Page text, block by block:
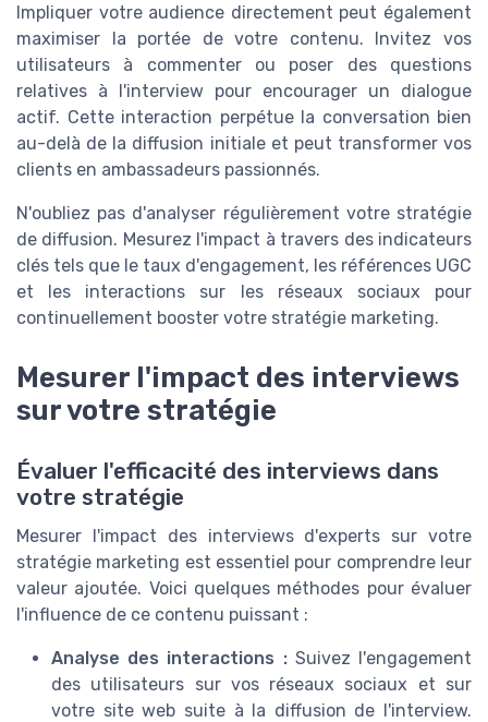
Impliquer votre audience directement peut également
maximiser la portée de votre contenu. Invitez vos
utilisateurs à commenter ou poser des questions
relatives à l'interview pour encourager un dialogue
actif. Cette interaction perpétue la conversation bien
au-delà de la diffusion initiale et peut transformer vos
clients en ambassadeurs passionnés.
N'oubliez pas d'analyser régulièrement votre stratégie
de diffusion. Mesurez l'impact à travers des indicateurs
clés tels que le taux d'engagement, les références UGC
et les interactions sur les réseaux sociaux pour
continuellement booster votre stratégie marketing.
Mesurer l'impact des interviews
sur votre stratégie
Évaluer l'efficacité des interviews dans
votre stratégie
Mesurer l'impact des interviews d'experts sur votre
stratégie marketing est essentiel pour comprendre leur
valeur ajoutée. Voici quelques méthodes pour évaluer
l'influence de ce contenu puissant :
Analyse des interactions : Suivez l'engagement
des utilisateurs sur vos réseaux sociaux et sur
votre site web suite à la diffusion de l'interview.